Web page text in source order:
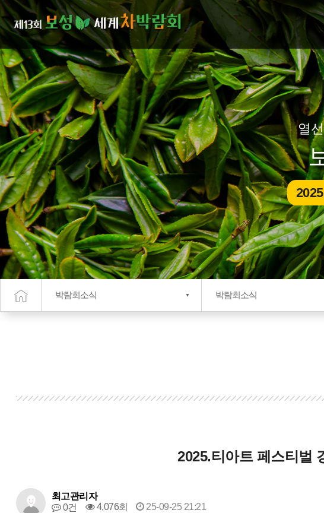
본문으로 바로가기
주메뉴 바로가기
열
박람회소식 박람회소식
2025.티아트 페스티벌
최고관리자
0건
4,076회 25-09-25 21:21